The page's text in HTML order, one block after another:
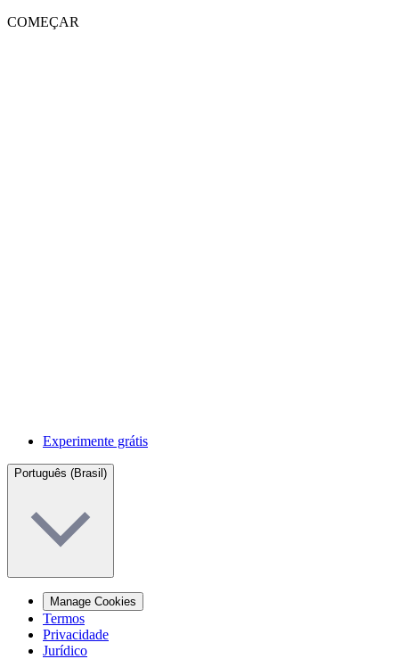
COMEÇAR
Experimente grátis
Português (Brasil)
Manage Cookies
Termos
Privacidade
Jurídico